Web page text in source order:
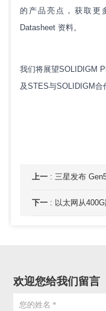
的产品亮点，获取更
Datasheet 资料。
我们将展望SOLIDIGM
及STES与SOLIDIGM合
上一: 三星发布 Gen5
下一: 以太网从400G跨
欢迎您给我们留言